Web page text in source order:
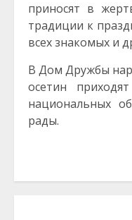
приносят в
традиции к
всех знакомых и
В Дом Дружбы
осетин
национальных
рады.